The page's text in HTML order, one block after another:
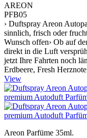
AREON
PFB05
› Duftspray Areon
sinnlich, frisch oder
Wunsch offen› Ob auf
direkt in die Luft
jetzt Ihre Fahrten noch
Erdbeere, Fresh
View
Areon Parfüme 35ml.